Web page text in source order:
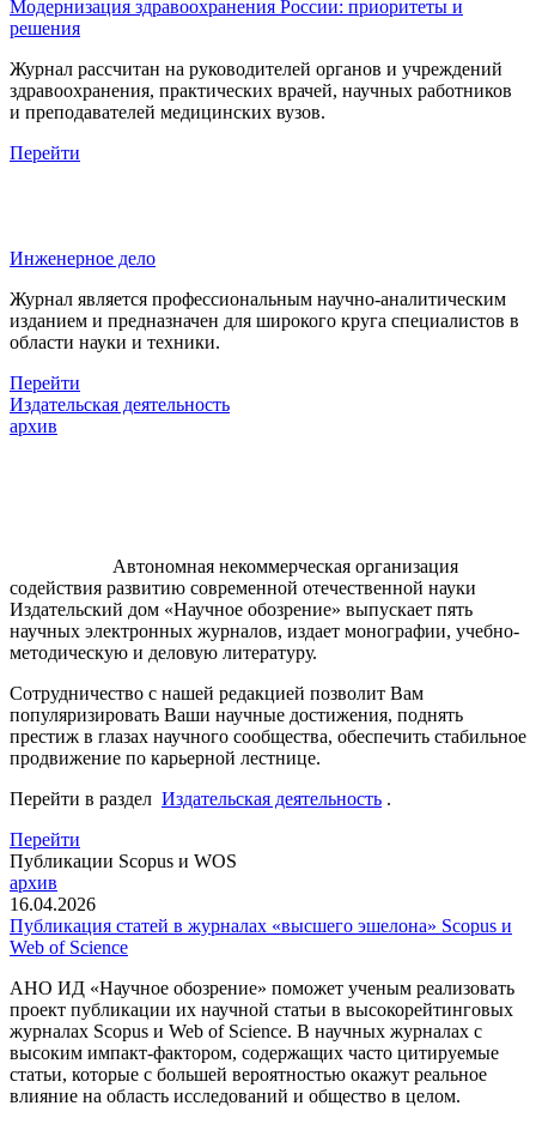
Модернизация здравоохранения России: приоритеты и
решения
Журнал рассчитан на руководителей органов и учреждений
здравоохранения, практических врачей, научных работников
и преподавателей медицинских вузов.
Перейти
Инженерное дело
Журнал является профессиональным научно-аналитическим
изданием и предназначен для широкого круга специалистов в
области науки и техники.
Перейти
Издательская деятельность
архив
Автономная некоммерческая организация
содействия развитию современной отечественной науки
Издательский дом «Научное обозрение» выпускает пять
научных электронных журналов, издает монографии, учебно-
методическую и деловую литературу.
Сотрудничество с нашей редакцией позволит Вам
популяризировать Ваши научные достижения, поднять
престиж в глазах научного сообщества, обеспечить стабильное
продвижение по карьерной лестнице.
Перейти в раздел Издательская деятельность .
Перейти
Публикации Scopus и WOS
архив
16.04.2026
Публикация статей в журналах «высшего эшелона» Scopus и
Web of Science
АНО ИД «Научное обозрение» поможет ученым реализовать
проект публикации их научной статьи в высокорейтинговых
журналах Scopus и Web of Science. В научных журналах с
высоким импакт-фактором, содержащих часто цитируемые
статьи, которые с большей вероятностью окажут реальное
влияние на область исследований и общество в целом.